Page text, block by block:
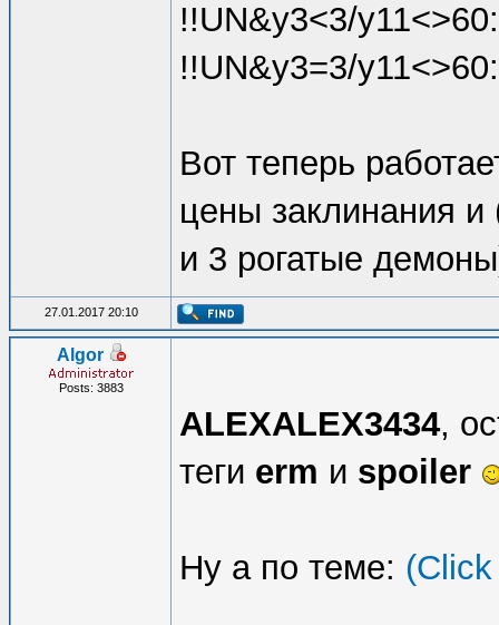
!!UN&y3<3/
!!UN&y3=3/
Вот теперь
цены заклинания
и 3 рогатые
27.01.2017 20:10
Algor
Posts: 3883
ALEXALEX3434,
теги erm и spoiler
Ну а по теме: